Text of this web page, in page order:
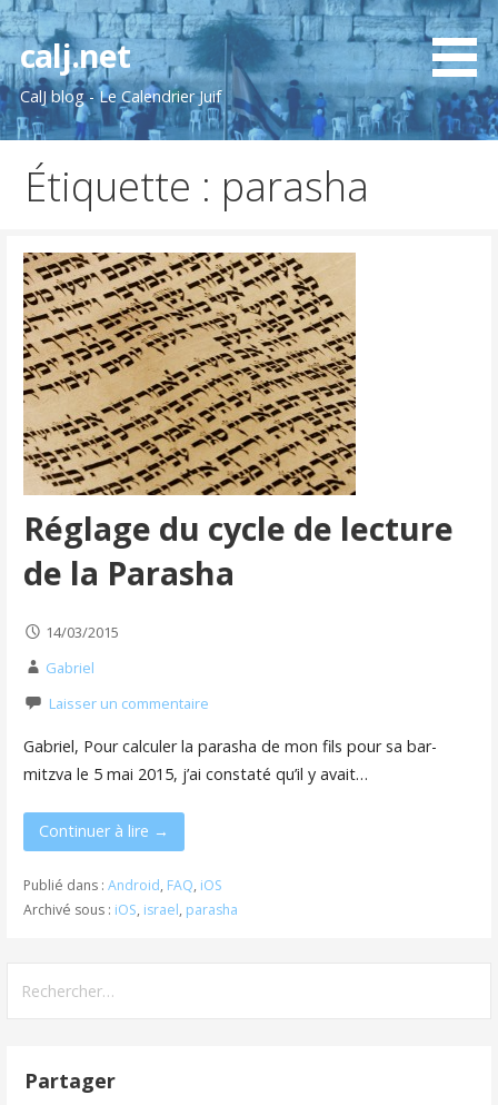
Passer
au
contenu
calj.net
CalJ blog - Le Calendrier Juif
Étiquette : parasha
Réglage du cycle de lecture
de la Parasha
14/03/2015
Gabriel
Laisser un commentaire
Gabriel, Pour calculer la parasha de mon fils pour sa bar-
mitzva le 5 mai 2015, j’ai constaté qu’il y avait…
Continuer à lire →
Publié dans : Android, FAQ, iOS
Archivé sous : iOS, israel, parasha
Partager